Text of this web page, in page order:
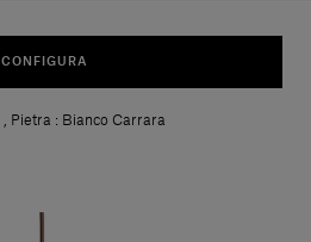
CONFIGURA
Pietra : Bianco Carrara